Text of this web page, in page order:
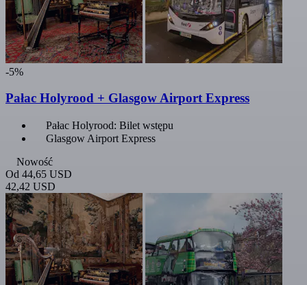
-5%
Pałac Holyrood + Glasgow Airport Express
Pałac Holyrood: Bilet wstępu
Glasgow Airport Express
Nowość
Od 44,65 USD
42,42 USD